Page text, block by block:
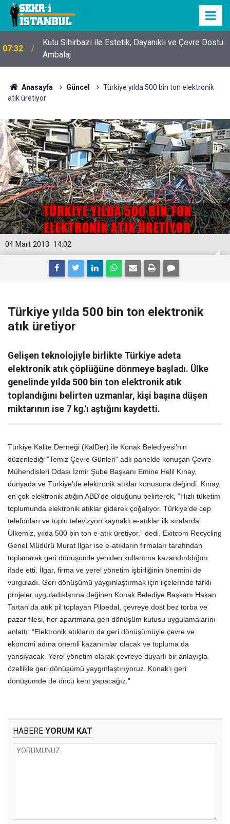
07:32
Kutu Sihirbazı ile Estetik, Dayanıklı ve Çevre Dostu
Ambalaj
Anasayfa Güncel
Türkiye yılda 500 bin ton elektronik
atık üretiyor
14:02
04 Mart 2013
Türkiye yılda 500 bin ton elektronik
atık üretiyor
Gelişen teknolojiyle birlikte Türkiye adeta
elektronik atık çöplüğüne dönmeye başladı. Ülke
genelinde yılda 500 bin ton elektronik atık
toplandığını belirten uzmanlar, kişi başına düşen
miktarının ise 7 kg.'ı aştığını kaydetti.
Türkiye Kalite Derneği (KalDer) ile Konak Belediyesi'nin
düzenlediği "Temiz Çevre Günleri" adlı panelde konuşan Çevre
Mühendisleri Odası İzmir Şube Başkanı Emine Helil Kınay,
dünyada ve Türkiye’de elektronik atıklar konusuna değindi. Kınay,
en çok elektronik atığın ABD'de olduğunu belirterek, “Hızlı tüketim
toplumunda elektronik atıklar giderek çoğalıyor. Türkiye’de cep
telefonları ve tüplü televizyon kaynaklı e-atıklar ilk sıralarda.
Ülkemiz, yılda 500 bin ton e-atık üretiyor.” dedi. Exitcom Recycling
Genel Müdürü Murat İlgar ise e-atıkların firmaları tarafından
toplanarak geri dönüşümle yeniden kullanıma kazandırıldığını
ifade etti. İlgar, firma ve yerel yönetim işbirliğinin önemini de
vurguladı. Geri dönüşümü yaygınlaştırmak için ilçelerinde farklı
projeler uyguladıklarına değinen Konak Belediye Başkanı Hakan
Tartan da atık pil toplayan Pilpedal, çevreye dost bez torba ve
pazar filesi, her apartmana geri dönüşüm kutusu uygulamalarını
anlattı: “Elektronik atıkların da geri dönüşümüyle çevre ve
ekonomi adına önemli kazanımlar olacak ve topluma da
yansıyacak. Yerel yönetim olarak çevreye duyarlı bir anlayışla
özellikle geri dönüşümü yaygınlaştırıyoruz. Konak’ı geri
dönüşümde de öncü kent yapacağız.”
HABERE YORUM KAT